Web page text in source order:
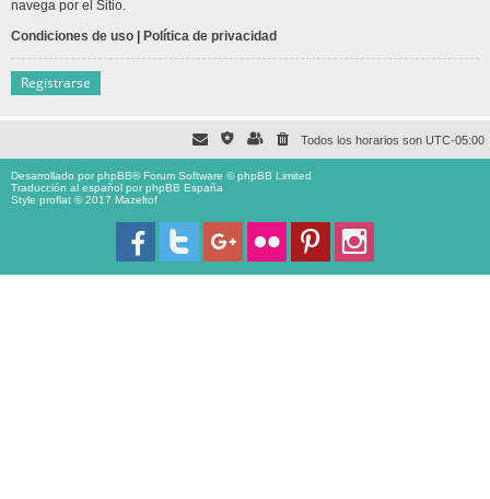
navega por el Sitio.
Condiciones de uso | Política de privacidad
Registrarse
Todos los horarios son UTC-05:00
Desarrollado porphpBB® Forum Software © phpBB Limited
Traducción al español porphpBB España
Style proflat © 2017 Mazeltof